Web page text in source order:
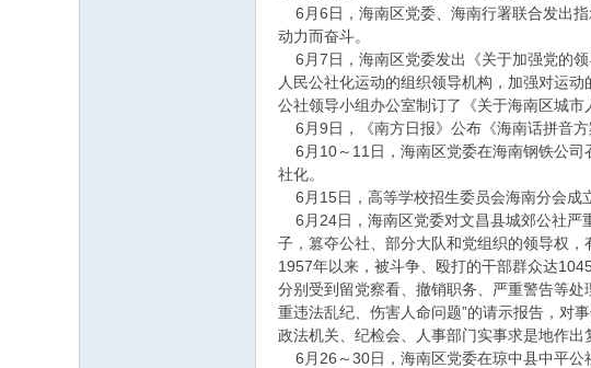
6月6日，海南区党委、海南行署联合发出
动力而奋斗。
6月7日，海南区党委发出《关于加强党的
人民公社化运动的组织领导机构，加强对运
公社领导小组办公室制订了《关于海南区城
6月9日，《南方日报》公布《海南话拼音方
6月10～11日，海南区党委在海南钢铁公司
社化。
6月15日，高等学校招生委员会海南分会成
6月24日，海南区党委对文昌县城郊公社严
子，篡夺公社、部分大队和党组织的领导权
1957年以来，被斗争、殴打的干部群众达
分别受到留党察看、撤销职务、严重警告等
重违法乱纪、伤害人命问题”的请示报告，对
政法机关、纪检会、人事部门实事求是地作出
6月26～30日，海南区党委在琼中县中平公